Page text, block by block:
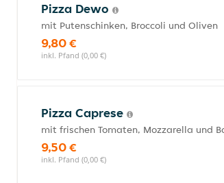
Pizza Dewo
mit Putenschinken, Broccoli und Oliven
9,80 €
inkl. Pfand (0,00 €)
Pizza Caprese
mit frischen Tomaten, Mozzarella und
9,50 €
inkl. Pfand (0,00 €)